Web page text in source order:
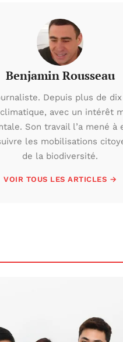
Benjamin Rousseau
Depuis plus de
avec un intérêt
Son travail l’a mené
les mobilisations
de la biodiversité.
VOIR TOUS LES ARTICLES →